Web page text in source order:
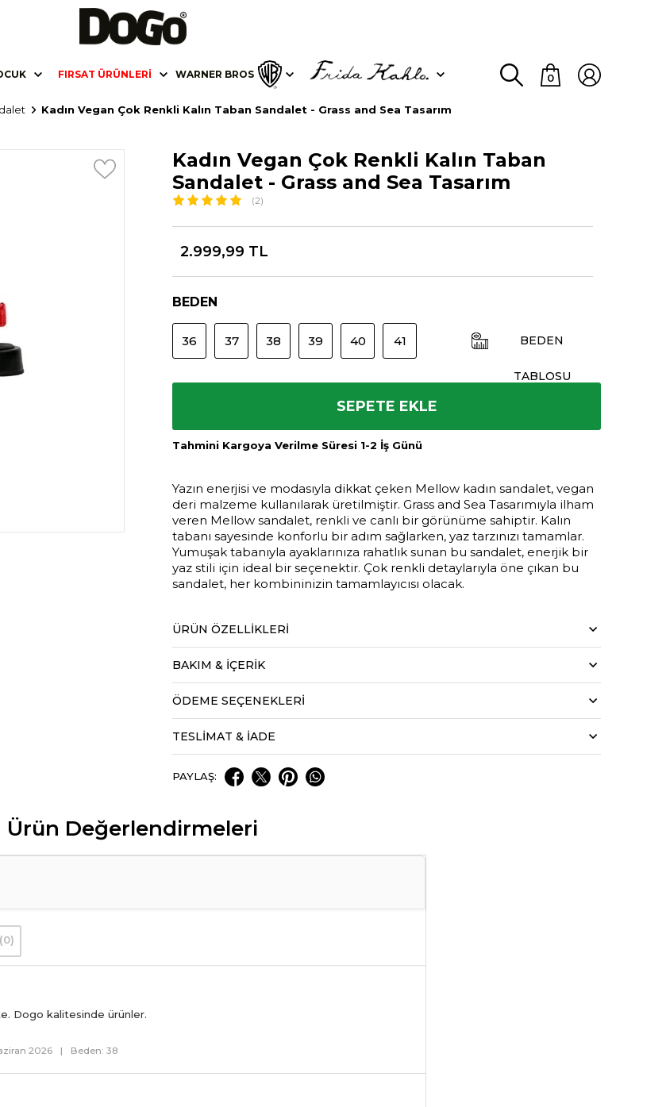
FIRSAT ÜRÜNLERI WARNER BROS 0
Kadın Vegan Çok Renkli Kalın Taban Sandalet - Grass and Sea Tasarım
Kadın Vegan Çok Renkli Kalın Taban
Sandalet - Grass and Sea Tasarım
(2)
2.999,99 TL
BEDEN
36 37 38 39 40 41 BEDEN
TABLOSU
SEPETE EKLE
Tahmini Kargoya Verilme Süresi 1-2 İş Günü
Yazın enerjisi ve modasıyla dikkat çeken Mellow kadın sandalet, vegan
deri malzeme kullanılarak üretilmiştir. Grass and Sea Tasarımıyla ilham
veren Mellow sandalet, renkli ve canlı bir görünüme sahiptir. Kalın
tabanı sayesinde konforlu bir adım sağlarken, yaz tarzınızı tamamlar.
Yumuşak tabanıyla ayaklarınıza rahatlık sunan bu sandalet, enerjik bir
yaz stili için ideal bir seçenektir. Çok renkli detaylarıyla öne çıkan bu
sandalet, her kombininizin tamamlayıcısı olacak.
ÜRÜN ÖZELLIKLERI
BAKIM & İÇERİK
ÖDEME SEÇENEKLERI
TESLİMAT & İADE
PAYLAŞ:
Ürün Değerlendirmeleri
Dogo kalitesinde ürünler.
2026 | Beden: 38